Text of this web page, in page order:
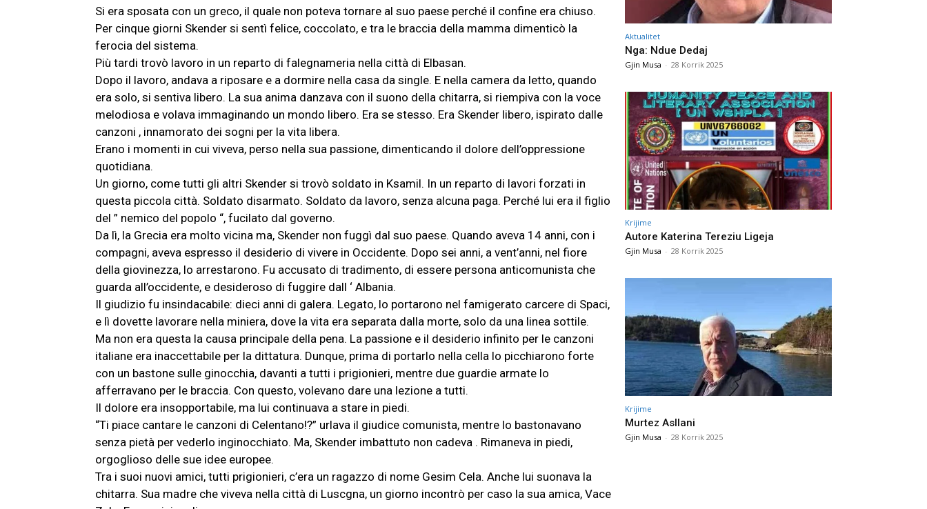
Si era sposata con un greco, il quale non poteva tornare al suo paese perché il confine era chiuso.
Per cinque giorni Skender si sentì felice, coccolato, e tra le braccia della mamma dimenticò la
ferocia del sistema.
Più tardi trovò lavoro in un reparto di falegnameria nella città di Elbasan.
Dopo il lavoro, andava a riposare e a dormire nella casa da single. E nella camera da letto, quando
era solo, si sentiva libero. La sua anima danzava con il suono della chitarra, si riempiva con la voce
melodiosa e volava immaginando un mondo libero. Era se stesso. Era Skender libero, ispirato dalle
canzoni , innamorato dei sogni per la vita libera.
Erano i momenti in cui viveva, perso nella sua passione, dimenticando il dolore dell’oppressione
quotidiana.
Un giorno, come tutti gli altri Skender si trovò soldato in Ksamil. In un reparto di lavori forzati in
questa piccola città. Soldato disarmato. Soldato da lavoro, senza alcuna paga. Perché lui era il figlio
del ” nemico del popolo “, fucilato dal governo.
Da lì, la Grecia era molto vicina ma, Skender non fuggì dal suo paese. Quando aveva 14 anni, con i
compagni, aveva espresso il desiderio di vivere in Occidente. Dopo sei anni, a vent’anni, nel fiore
della giovinezza, lo arrestarono. Fu accusato di tradimento, di essere persona anticomunista che
guarda all’occidente, e desideroso di fuggire dall ‘ Albania.
Il giudizio fu insindacabile: dieci anni di galera. Legato, lo portarono nel famigerato carcere di Spaci,
e lì dovette lavorare nella miniera, dove la vita era separata dalla morte, solo da una linea sottile.
Ma non era questa la causa principale della pena. La passione e il desiderio infinito per le canzoni
italiane era inaccettabile per la dittatura. Dunque, prima di portarlo nella cella lo picchiarono forte
con un bastone sulle ginocchia, davanti a tutti i prigionieri, mentre due guardie armate lo
afferravano per le braccia. Con questo, volevano dare una lezione a tutti.
Il dolore era insopportabile, ma lui continuava a stare in piedi.
“Ti piace cantare le canzoni di Celentano!?” urlava il giudice comunista, mentre lo bastonavano
senza pietà per vederlo inginocchiato. Ma, Skender imbattuto non cadeva . Rimaneva in piedi,
orgoglioso delle sue idee europee.
Tra i suoi nuovi amici, tutti prigionieri, c’era un ragazzo di nome Gesim Cela. Anche lui suonava la
chitarra. Sua madre che viveva nella città di Luscgna, un giorno incontrò per caso la sua amica, Vace
Aktualitet
Nga: Ndue Dedaj
Gjin Musa - 28 Korrik 2025
Krijime
Autore Katerina Tereziu Ligeja
Gjin Musa - 28 Korrik 2025
Krijime
Murtez Asllani
Gjin Musa - 28 Korrik 2025